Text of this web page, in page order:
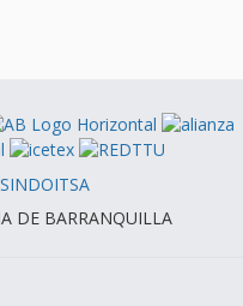
DE BARRANQUILLA